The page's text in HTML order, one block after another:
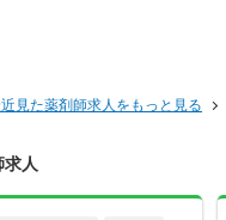
見た薬剤師求人をもっと見る
求人